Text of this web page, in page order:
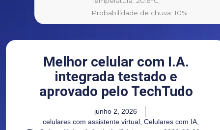
Probabilidade de chuva: 10%
Melhor celular com I.A.
integrada testado e
aprovado pelo TechTudo
junho 2, 2026
celulares com assistente virtual, Celulares com IA,